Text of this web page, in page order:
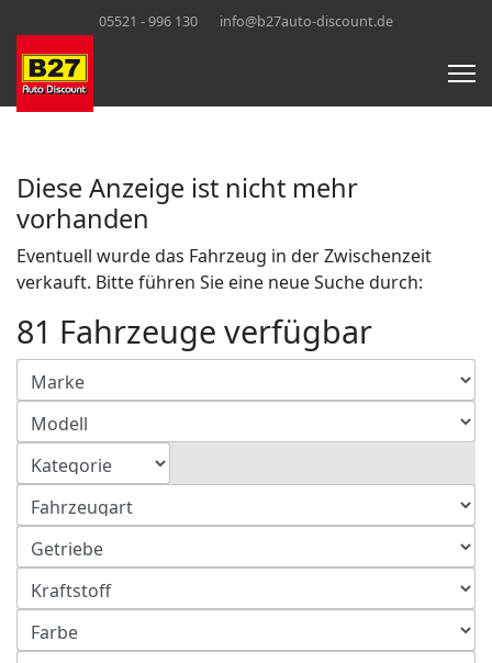
05521 - 996 130 info@b27auto-discount.de
Diese Anzeige ist nicht mehr
vorhanden
Eventuell wurde das Fahrzeug in der Zwischenzeit
verkauft. Bitte führen Sie eine neue Suche durch:
81 Fahrzeuge verfügbar